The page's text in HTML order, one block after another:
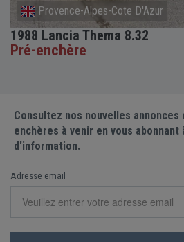
Provence-Alpes-Cote D'Azur
1988 Lancia Thema 8.32
Pré-enchère
Consultez nos nouvelles
enchères à venir en vous
d'information.
Adresse email